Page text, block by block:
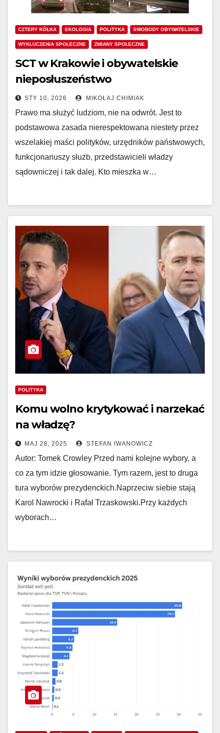
CZTERY KÓŁKA EKOLOGIA POLITYKA SWOBODY OBYWATELSKIE
WYKLUCZENIA SPOŁECZNE ZMIANY SPOŁECZNE
SCT w Krakowie i obywatelskie
nieposłuszeństwo
STY 10, 2026 MIKOŁAJ CHIMIAK
Prawo ma służyć ludziom, nie na odwrót. Jest to
podstawowa zasada nierespektowana niestety przez
wszelakiej maści polityków, urzędników państwowych,
funkcjonariuszy służb, przedstawicieli władzy
sądowniczej i tak dalej. Kto mieszka w…
POLITYKA
Komu wolno krytykować i narzekać
na władzę?
MAJ 28, 2025 STEFAN IWANOWICZ
Autor: Tomek Crowley Przed nami kolejne wybory, a
co za tym idzie głosowanie. Tym razem, jest to druga
tura wyborów prezydenckich.Naprzeciw siebie stają
Karol Nawrocki i Rafał Trzaskowski.Przy każdych
wyborach…